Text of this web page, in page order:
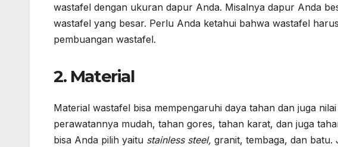
wastafel dengan ukuran dapur Anda. Misalnya dapur Anda
wastafel yang besar. Perlu Anda ketahui bahwa wastafel
pembuangan wastafel.
2. Material
Material wastafel bisa mempengaruhi daya tahan dan juga
perawatannya mudah, tahan gores, tahan karat, dan juga
bisa Anda pilih yaitu stainless steel, granit, tembaga, dan